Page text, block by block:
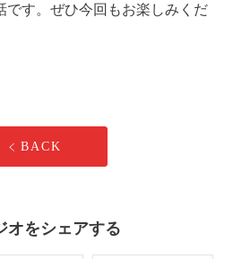
です。ぜひ今回もお楽しみくだ
BACK
オをシェアする